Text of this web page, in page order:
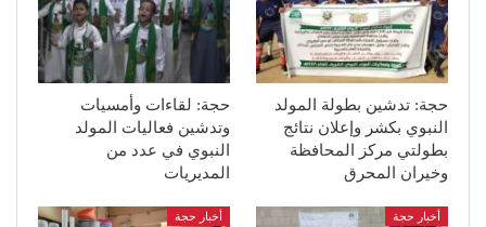
حجة: تدشين بطولة المولد
النبوي بكشر وإعلان نتائج
بطولتي مركز المحافظة
وخيران المحرق
حجة: لقاءات وأمسيات
وتدشين فعاليات المولد
النبوي في عدد من
المديريات
أخبار حجة أخبار حجة